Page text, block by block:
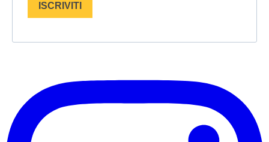
ISCRIVITI